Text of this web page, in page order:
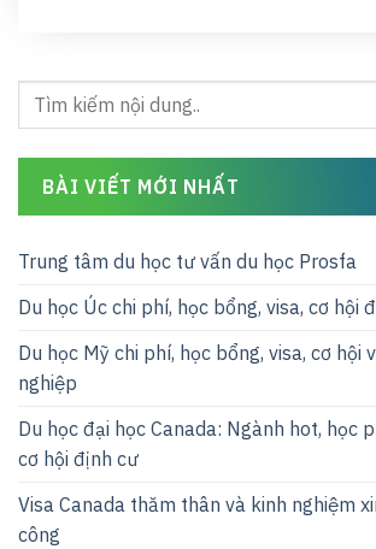
BÀI VIẾT MỚI NHẤT
Trung tâm du học tư vấn du học Prosfa
Du học Úc chi phí, học bổng, visa, cơ hội
Du học Mỹ chi phí, học bổng, visa, cơ hội
nghiệp
Du học đại học Canada: Ngành hot, học
cơ hội định cư
Visa Canada thăm thân và kinh nghiệm
công